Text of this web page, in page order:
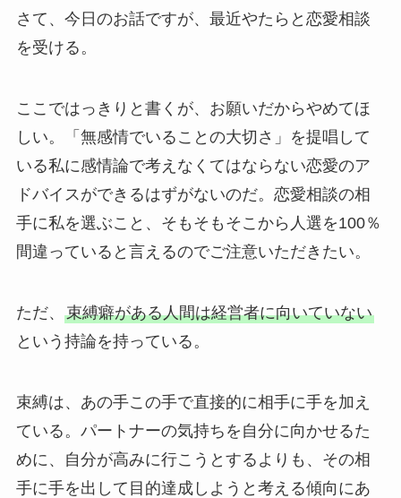
さて、今日のお話ですが、最近やたらと恋愛相談
を受ける。
ここではっきりと書くが、お願いだからやめてほ
しい。「無感情でいることの大切さ」を提唱して
いる私に感情論で考えなくてはならない恋愛のア
ドバイスができるはずがないのだ。恋愛相談の相
手に私を選ぶこと、そもそもそこから人選を100％
間違っていると言えるのでご注意いただきたい。
ただ、 束縛癖がある人間は経営者に向いていない
という持論を持っている。
束縛は、あの手この手で直接的に相手に手を加え
ている。パートナーの気持ちを自分に向かせるた
めに、自分が高みに行こうとするよりも、その相
手に手を出して目的達成しようと考える傾向にあ